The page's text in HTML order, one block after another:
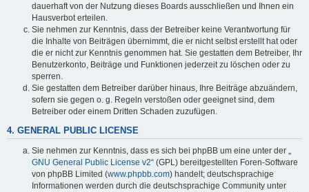
dauerhaft von der Nutzung dieses Boards ausschließen und Ihnen ein
Hausverbot erteilen.
Sie nehmen zur Kenntnis, dass der Betreiber keine Verantwortung für
die Inhalte von Beiträgen übernimmt, die er nicht selbst erstellt hat oder
die er nicht zur Kenntnis genommen hat. Sie gestatten dem Betreiber, Ihr
Benutzerkonto, Beiträge und Funktionen jederzeit zu löschen oder zu
sperren.
Sie gestatten dem Betreiber darüber hinaus, Ihre Beiträge abzuändern,
sofern sie gegen o. g. Regeln verstoßen oder geeignet sind, dem
Betreiber oder einem Dritten Schaden zuzufügen.
4. GENERAL PUBLIC LICENSE
Sie nehmen zur Kenntnis, dass es sich bei phpBB um eine unter der „
GNU General Public License v2“ (GPL) bereitgestellten Foren-Software
von phpBB Limited (www.phpbb.com) handelt; deutschsprachige
Informationen werden durch die deutschsprachige Community unter